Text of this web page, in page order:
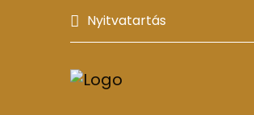
Nyitvatartás